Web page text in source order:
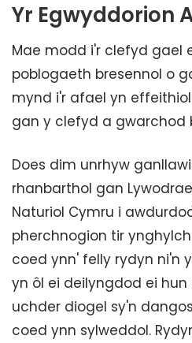
Yr Egwyddorion
Mae modd i'r clefyd gael
poblogaeth bresennol o
mynd i'r afael yn
gan y clefyd a gwarchod
Does dim unrhyw
rhanbarthol gan
Naturiol Cymru i
pherchnogion tir
coed ynn' felly rydyn ni'n
yn ôl ei deilyngdod ei
uchder diogel sy'n
coed ynn sylweddol.